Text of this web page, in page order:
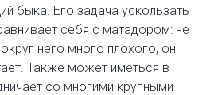
быка. Его задача ускользать
себя с матадором: не
него много плохого, он
Также может иметься в
со многими крупными